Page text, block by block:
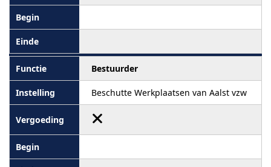
Bestuurder
Beschutte Werkplaatsen van Aalst vzw